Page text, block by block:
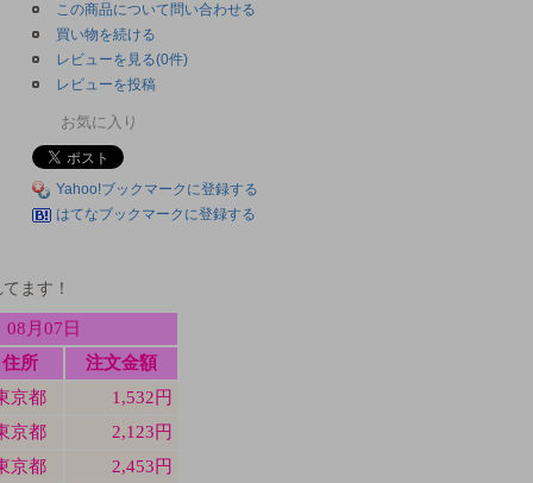
この商品について問い合わせる
買い物を続ける
レビューを見る(0件)
レビューを投稿
お気に入り
Yahoo!ブックマークに登録する
はてなブックマークに登録する
ます！